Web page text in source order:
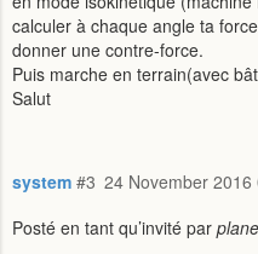
calculer à chaque angle ta
donner une contre-force.
Puis marche en terrain(avec
Salut
system 24 November 2016
#3
Posté en tant qu’invité par